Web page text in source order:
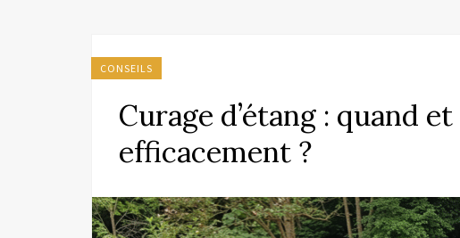
CONSEILS
Curage d’étang : quand
efficacement ?